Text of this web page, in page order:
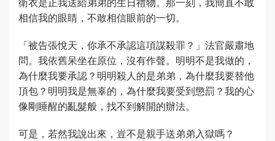
相信我的眼睛，不敢相信眼前的一切。
「被告張悅天，你承不承認這項謀殺罪？」法官嚴肅地
問。我依舊呆坐在原位，沒有作聲。明明不是我做的，
為什麼我要承認？明明殺人的是弟弟，為什麼我要替他
頂包？明明我是無辜的，為什麼我要受到懲罰？我的心
像剛睡醒的亂髮般，找不到解開的辦法。
可是，若然我說出來，豈不是親手送弟弟入獄嗎？